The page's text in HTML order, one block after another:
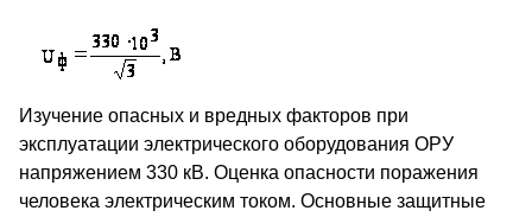
Изучение опасных и вредных факторов при
эксплуатации электрического оборудования ОРУ
напряжением 330 кB. Оценка опасности поражения
человека электрическим током. Основные защитные